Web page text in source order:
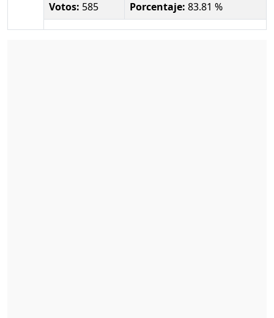
Votos: 585 Porcentaje: 83.81 %